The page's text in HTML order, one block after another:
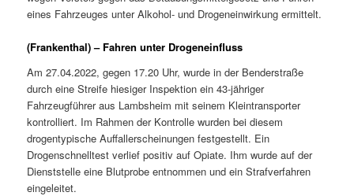
eines Fahrzeuges unter Alkohol- und Drogeneinwirkung ermittelt.
(Frankenthal) – Fahren unter Drogeneinfluss
Am 27.04.2022, gegen 17.20 Uhr, wurde in der Benderstraße
durch eine Streife hiesiger Inspektion ein 43-jähriger
Fahrzeugführer aus Lambsheim mit seinem Kleintransporter
kontrolliert. Im Rahmen der Kontrolle wurden bei diesem
drogentypische Auffallerscheinungen festgestellt. Ein
Drogenschnelltest verlief positiv auf Opiate. Ihm wurde auf der
Dienststelle eine Blutprobe entnommen und ein Strafverfahren
eingeleitet.